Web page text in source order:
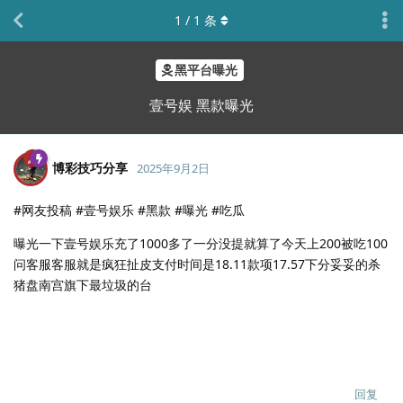
黑平台曝光
壹号娱 黑款曝光
1 / 1 条
博彩技巧分享 2025年9月2日
#网友投稿 #壹号娱乐 #黑款 #曝光 #吃瓜
曝光一下壹号娱乐充了1000多了一分没提就算了今天上200被吃100
问客服客服就是疯狂扯皮支付时间是18.11款项17.57下分妥妥的杀
猪盘南宫旗下最垃圾的台
回复